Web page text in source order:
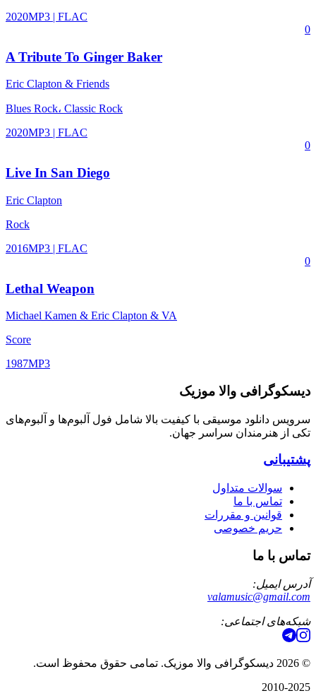
2020MP3 | FLAC
0
A Tribute To Ginger Baker
Eric Clapton & Friends
Blues Rock، Classic Rock
2020MP3 | FLAC
0
Live In San Diego
Eric Clapton
Rock
2016MP3 | FLAC
0
Lethal Weapon
Michael Kamen & Eric Clapton & VA
Score
1987MP3
دیسکوگرافی والا موزیک
سرویس دانلود موسیقی با کیفیت بالا شامل فول آلبوم‌ها و آلبوم‌های
تکی از هنرمندان سراسر جهان.
پشتیبانی
سوالات متداول
تماس با ما
قوانین و مقررات
حریم خصوصی
تماس با ما
آدرس ایمیل:
valamusic@gmail.com
شبکه‌های اجتماعی:
©
2026 دیسکوگرافی والا موزیک. تمامی حقوق محفوظ است.
2010-2025